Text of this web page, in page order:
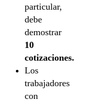
particular,
debe
demostrar
10
cotizaciones.
Los
trabajadores
con